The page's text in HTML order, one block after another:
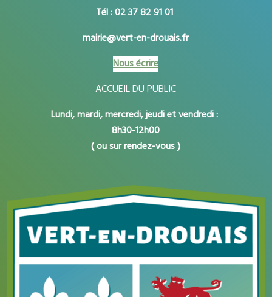
Tél : 02 37 82 91 01
mairie@vert-en-drouais.fr
Nous écrire
ACCUEIL DU PUBLIC
Lundi, mardi, mercredi, jeudi et vendredi :
8h30-12h00
( ou sur rendez-vous )